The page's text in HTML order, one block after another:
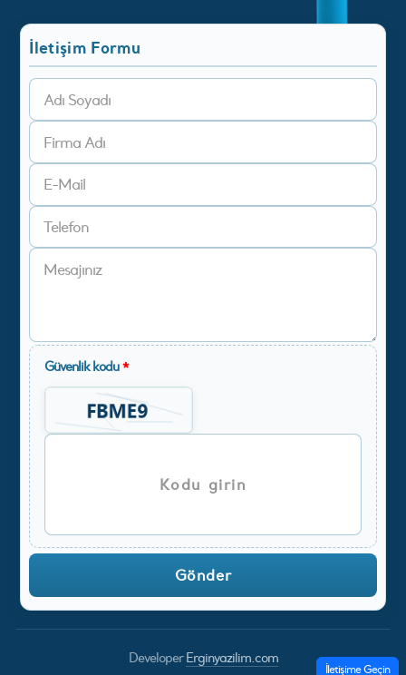
İletişim Formu
Güvenlik kodu*
DeveloperErginyazilim.com
İletişime Geçin